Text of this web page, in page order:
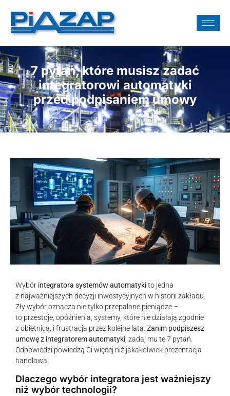
7 pytań, które musisz zadać
integratorowi automatyki
przed podpisaniem umowy
Wybór integratora systemów automatykito jedna
z najważniejszych decyzji inwestycyjnych w historii zakładu.
Zły wybór oznacza nie tylko przepalone pieniądze –
to przestoje, opóźnienia, systemy, które nie działają zgodnie
z obietnicą, i frustracja przez kolejne lata. Zanim podpiszesz
umowę z integratorem automatyki , zadaj mu te 7 pytań.
Odpowiedzi powiedzą Ci więcej niż jakakolwiek prezentacja
handlowa.
Dlaczego wybór integratora jest ważniejszy
niż wybór technologii?